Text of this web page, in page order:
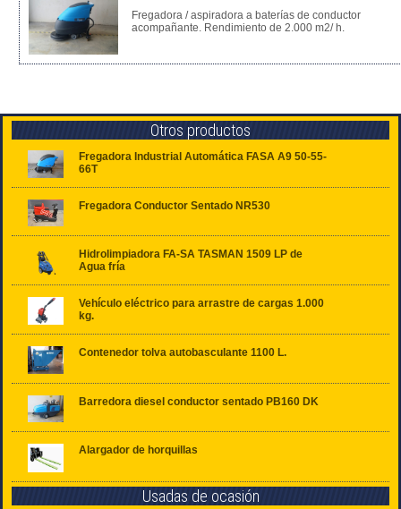
Fregadora / aspiradora a baterías de conductor
acompañante. Rendimiento de 2.000 m2/ h.
Otros productos
Fregadora Industrial Automática FASA A9 50-55-
66T
Fregadora Conductor Sentado NR530
Hidrolimpiadora FA-SA TASMAN 1509 LP de
Agua fría
Vehículo eléctrico para arrastre de cargas 1.000
kg.
Contenedor tolva autobasculante 1100 L.
Barredora diesel conductor sentado PB160 DK
Alargador de horquillas
Usadas de ocasión